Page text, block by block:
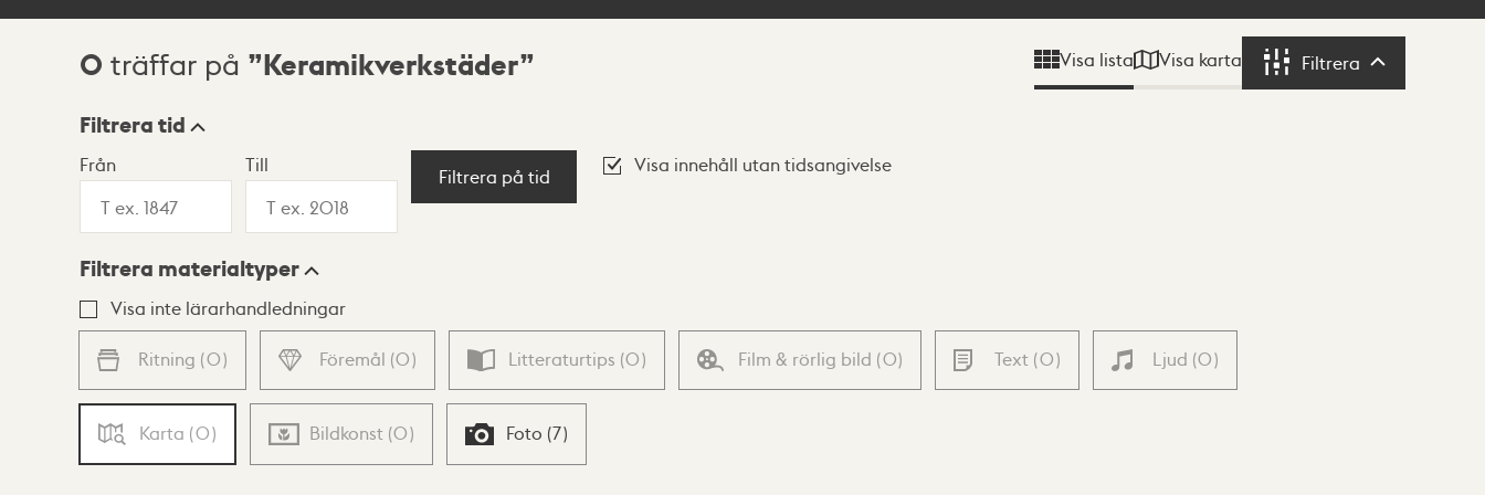
Sökresultat
0 träffar på Keramikverkstäder Visa lista Visa karta Filtrera Filtrera
Visningsläge
Lista Karta
Filtrera tid
Från Till
Filtrera på tid
Visa innehåll utan tidsangivelse
Filtrera materialtyper
Visa inte lärarhandledningar
Ritning (0) Föremål (0) Litteraturtips (0) Film & rörlig bild (0) Text (0) Ljud (0)
Karta (0) Bildkonst (0) Foto (7)